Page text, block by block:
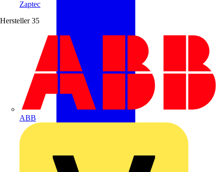
Zaptec
Hersteller 35
ABB